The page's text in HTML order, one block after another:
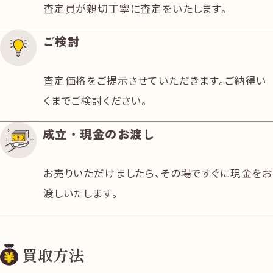
査定員が親切丁寧に査定をいたします。
ご検討
査定価格をご提示させていただきます。ご納得い
くまでご検討ください。
成立・現金のお渡し
お売りいただけましたら、その場ですぐに現金をお
渡しいたします。
買取方法